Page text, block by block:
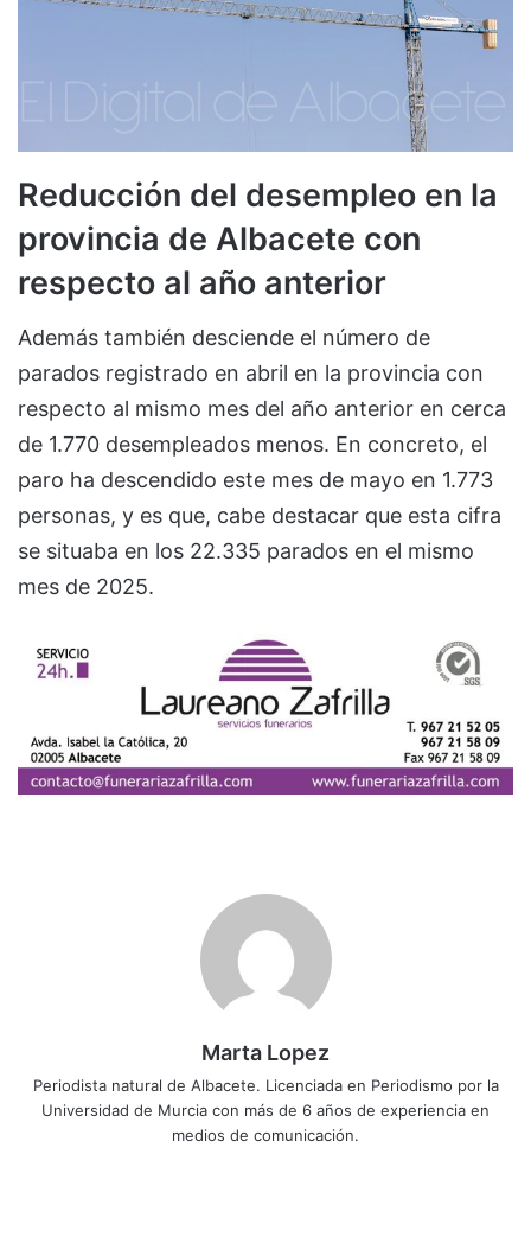
Reducción del desempleo en la
provincia de Albacete con
respecto al año anterior
Además también desciende el número de
parados registrado en abril en la provincia con
respecto al mismo mes del año anterior en cerca
de 1.770 desempleados menos. En concreto, el
paro ha descendido este mes de mayo en 1.773
personas, y es que, cabe destacar que esta cifra
se situaba en los 22.335 parados en el mismo
mes de 2025.
Marta Lopez
Periodista natural de Albacete. Licenciada en Periodismo por la
Universidad de Murcia con más de 6 años de experiencia en
medios de comunicación.